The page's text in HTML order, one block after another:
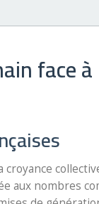
face à
aux nombres